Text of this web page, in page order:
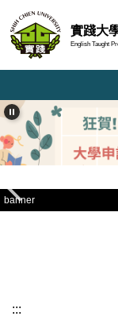
到
主
要
容
實踐大
English Taught
banner
:::